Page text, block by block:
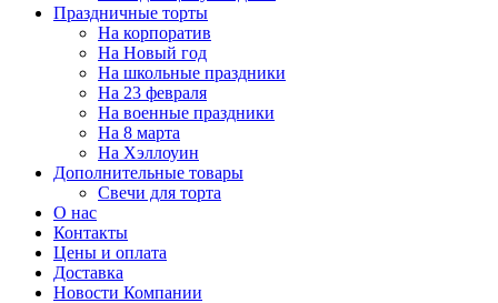
Праздничные торты
На корпоратив
На Новый год
На школьные праздники
На 23 февраля
На военные праздники
На 8 марта
На Хэллоуин
Дополнительные товары
Свечи для торта
О нас
Контакты
Цены и оплата
Доставка
Новости Компании